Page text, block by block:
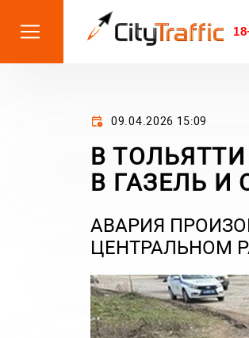
09.04.2026 15:09
В
В ГАЗЕЛЬ И
АВАРИЯ
ЦЕНТРАЛЬНОМ